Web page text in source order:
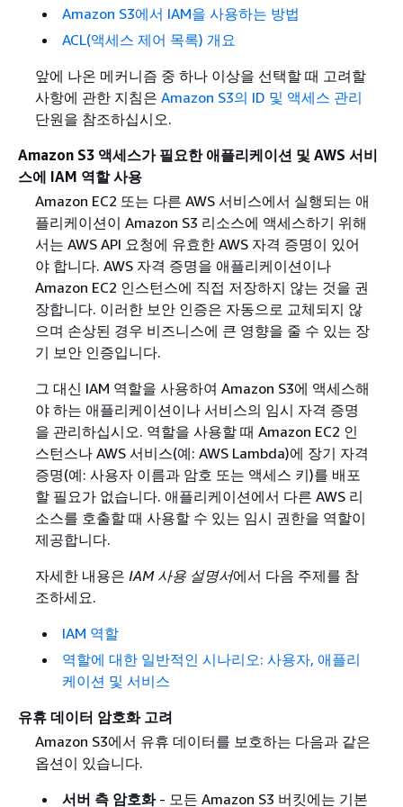
Amazon S3에서 IAM을 사용하는 방법
ACL(액세스 제어 목록) 개요
앞에 나온 메커니즘 중 하나 이상을 선택할 때 고려할
사항에 관한 지침은 Amazon S3의 ID 및 액세스 관리
단원을 참조하십시오.
Amazon S3 액세스가 필요한 애플리케이션 및 AWS 서비
스에 IAM 역할 사용
Amazon EC2 또는 다른 AWS 서비스에서 실행되는 애
플리케이션이 Amazon S3 리소스에 액세스하기 위해
서는 AWS API 요청에 유효한 AWS 자격 증명이 있어
야 합니다. AWS 자격 증명을 애플리케이션이나
Amazon EC2 인스턴스에 직접 저장하지 않는 것을 권
장합니다. 이러한 보안 인증은 자동으로 교체되지 않
으며 손상된 경우 비즈니스에 큰 영향을 줄 수 있는 장
기 보안 인증입니다.
그 대신 IAM 역할을 사용하여 Amazon S3에 액세스해
야 하는 애플리케이션이나 서비스의 임시 자격 증명
을 관리하십시오. 역할을 사용할 때 Amazon EC2 인
스턴스나 AWS 서비스(예: AWS Lambda)에 장기 자격
증명(예: 사용자 이름과 암호 또는 액세스 키)를 배포
할 필요가 없습니다. 애플리케이션에서 다른 AWS 리
소스를 호출할 때 사용할 수 있는 임시 권한을 역할이
제공합니다.
자세한 내용은 IAM 사용 설명서에서 다음 주제를 참
조하세요.
IAM 역할
역할에 대한 일반적인 시나리오: 사용자, 애플리
케이션 및 서비스
유휴 데이터 암호화 고려
Amazon S3에서 유휴 데이터를 보호하는 다음과 같은
옵션이 있습니다.
서버 측 암호화- 모든 Amazon S3 버킷에는 기본